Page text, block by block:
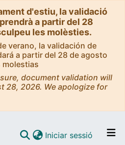
d'estiu, la validació
a partir del 28
les molèsties.
verano, la validación de
a partir del 28 de agosto
molestias
document validation will
28, 2026. We apologize for
Iniciar sessió (current)